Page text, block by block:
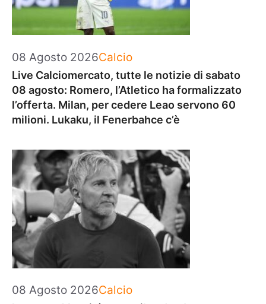
08 Agosto 2026Categorie
Calcio
Live Calciomercato, tutte le notizie di sabato
08 agosto: Romero, l’Atletico ha formalizzato
l’offerta. Milan, per cedere Leao servono 60
milioni. Lukaku, il Fenerbahce c’è
08 Agosto 2026Categorie
Calcio